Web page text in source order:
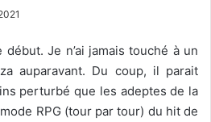
Je n’ai jamais touché à un
auparavant. Du coup, il parait
perturbé que les adeptes de la
RPG (tour par tour) du hit de